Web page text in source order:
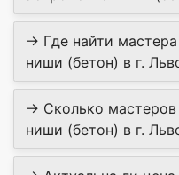
→ Где найти
ниши (бетон) в г.
→ Сколько мастеров
ниши (бетон) в г.